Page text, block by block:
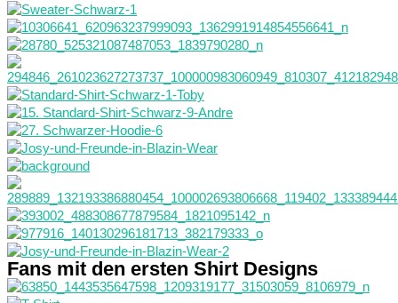
Fans mit den ersten Shirt Designs